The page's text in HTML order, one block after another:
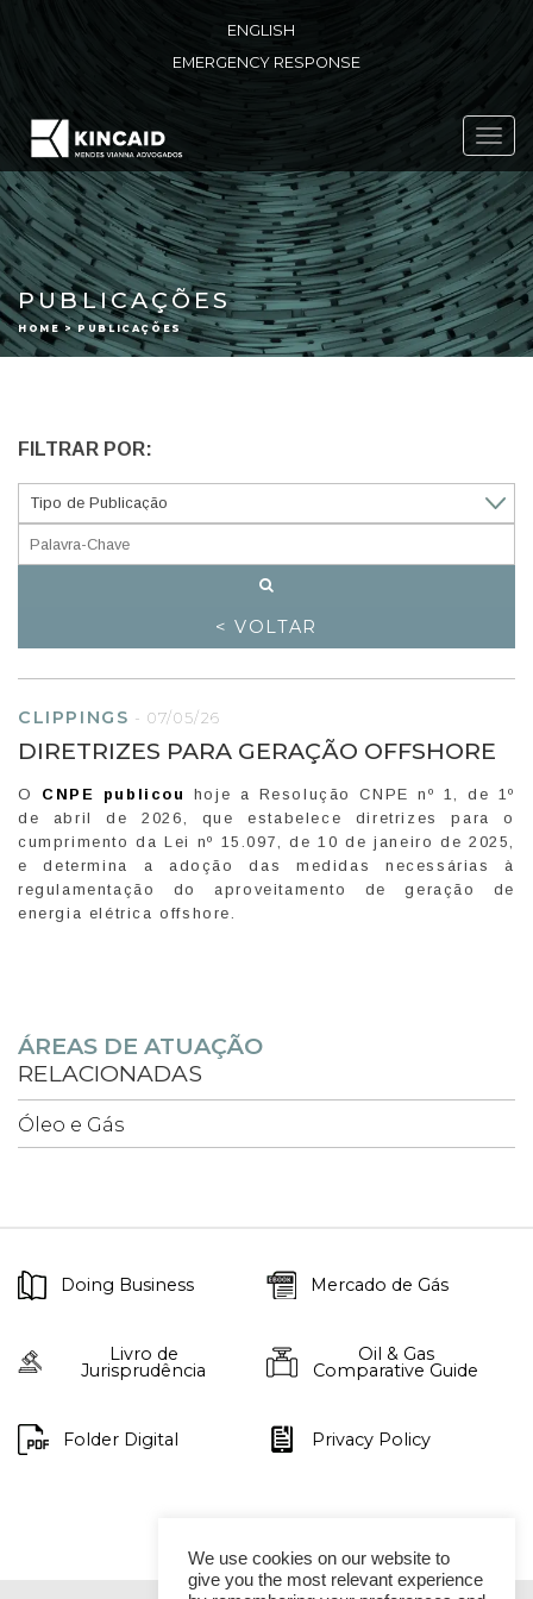
ENGLISH
EMERGENCY RESPONSE
PUBLICAÇÕES
HOME > PUBLICAÇÕES
FILTRAR POR:
< VOLTAR
CLIPPINGS -07/05/26
DIRETRIZES PARA GERAÇÃO OFFSHORE
O CNPE publicou
hoje a Resolução CNPE nº 1, de 1º
de abril de 2026, que estabelece diretrizes para o
cumprimento da Lei nº 15.097, de 10 de janeiro de 2025,
e determina a adoção das medidas necessárias à
regulamentação do aproveitamento de geração de
energia elétrica offshore.
ÁREAS DE ATUAÇÃO
RELACIONADAS
Óleo e Gás
Doing Business Mercado de Gás
Livro de
Jurisprudência
Oil & Gas
Comparative Guide
Folder Digital Privacy Policy
We use cookies on our website to
give you the most relevant experience